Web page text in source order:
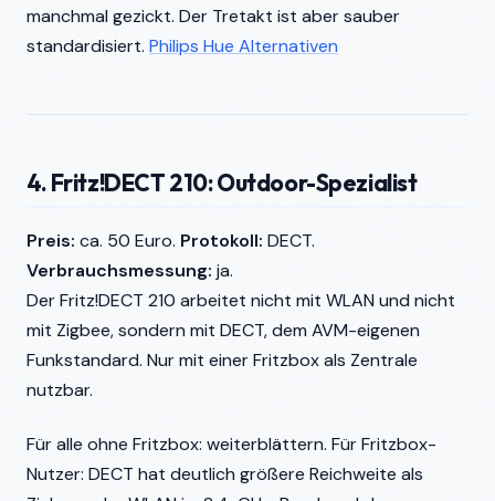
manchmal gezickt. Der Tretakt ist aber sauber
standardisiert. Philips Hue Alternativen
4. Fritz!DECT 210: Outdoor-Spezialist
Preis: ca. 50 Euro. Protokoll: DECT.
Verbrauchsmessung: ja.
Der Fritz!DECT 210 arbeitet nicht mit WLAN und nicht
mit Zigbee, sondern mit DECT, dem AVM-eigenen
Funkstandard. Nur mit einer Fritzbox als Zentrale
nutzbar.
Für alle ohne Fritzbox: weiterblättern. Für Fritzbox-
Nutzer: DECT hat deutlich größere Reichweite als